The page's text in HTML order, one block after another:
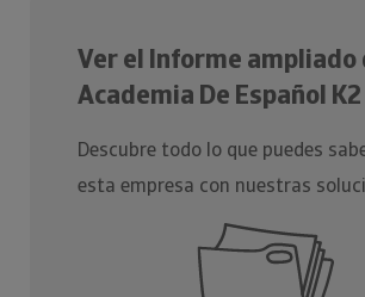
Ver el Informe ampliado
Academia De Español K2
Descubre todo lo que puedes
esta empresa con nuestras